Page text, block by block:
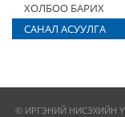
ХОЛБОО БАРИХ
САНАЛ АСУУЛГА
© ИРГЭНИЙ НИСЭХИЙН